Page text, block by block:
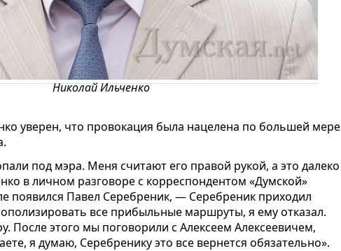
Николай Ильченко
уверен, что провокация была нацелена по большей мере
под мэра. Меня считают его правой рукой, а это далеко
в личном разговоре с корреспондентом «Думской»
появился Павел Серебреник, — Серебреник приходил
все прибыльные маршруты, я ему отказал.
После этого мы поговорили с Алексеем Алексеевичем,
я думаю, Серебренику это все вернется обязательно».